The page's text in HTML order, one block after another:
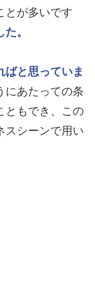
とが多いです
。
ばと思っていま
にあたっての条
ともでき、この
スシーンで用い